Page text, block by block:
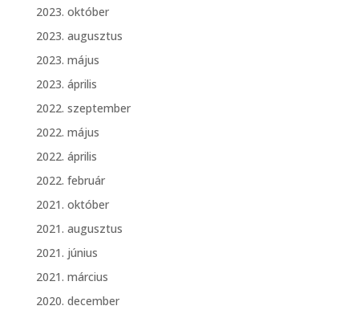
2023. október
2023. augusztus
2023. május
2023. április
2022. szeptember
2022. május
2022. április
2022. február
2021. október
2021. augusztus
2021. június
2021. március
2020. december